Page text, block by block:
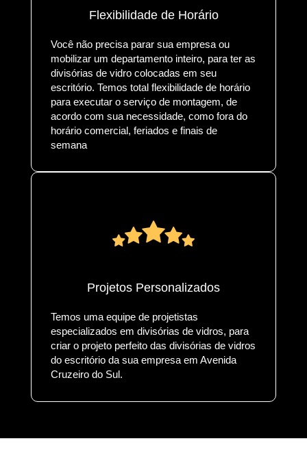
Flexibilidade de Horário
Você não precisa parar sua empresa ou
mobilizar um departamento inteiro, para ter as
divisórias de vidro colocadas em seu
escritório. Temos total flexibilidade de horário
para executar o serviço de montagem, de
acordo com sua necessidade, como fora do
horário comercial, feriados e finais de
semana
Projetos Personalizados
Temos uma equipe de projetistas
especializados em divisórias de vidros, para
criar o projeto perfeito das divisórias de vidros
do escritório da sua empresa em Avenida
Cruzeiro do Sul.